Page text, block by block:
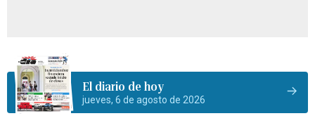
El diario de hoy
jueves, 6 de agosto de 2026